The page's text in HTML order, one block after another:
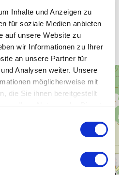
Inhalte und Anzeigen zu
für soziale Medien anbieten
auf unsere Website zu
wir Informationen zu Ihrer
an unsere Partner für
Analysen weiter. Unsere
möglicherweise mit
die Sie ihnen bereitgestellt
Ihrer Nutzung der Dienste
in Gefell